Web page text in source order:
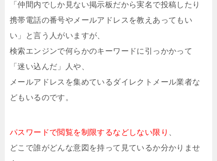
「仲間内でしか見ない掲示板だから実名で投稿したり
携帯電話の番号やメールアドレスを教えあってもい
い」と言う人がいますが、
検索エンジンで何らかのキーワードに引っかかって
「迷い込んだ」人や、
メールアドレスを集めているダイレクトメール業者な
どもいるのです。
パスワードで閲覧を制限するなどしない限り
どこで誰がどんな意図を持って見ているか分かりませ